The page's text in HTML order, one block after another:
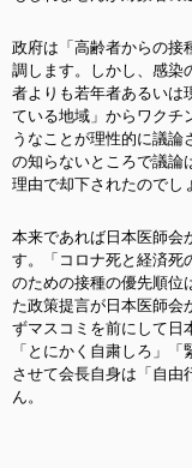
政府は「高齢者からの接
調します。しかし、感染
者よりも若年者あるいは
ている地域」からワクチ
うなことが理性的に議論
の知らないところで議論
理由で却下されたのでし
本来であれば日本医師会
す。「コロナ死と経済死
のための接種の優先順位
た政策提言が日本医師会
ずマスコミを前にして日
「とにかく自粛しろ」
させて会長自身は「自由
ん。